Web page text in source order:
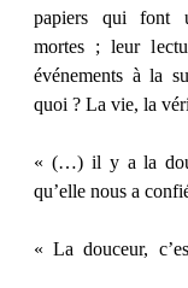
papiers qui font
mortes ; leur
événements à la
quoi ? La vie, la
« (…) il y a la
qu’elle nous a
« La douceur,